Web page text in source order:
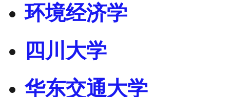
环境经济学
四川大学
华东交通大学